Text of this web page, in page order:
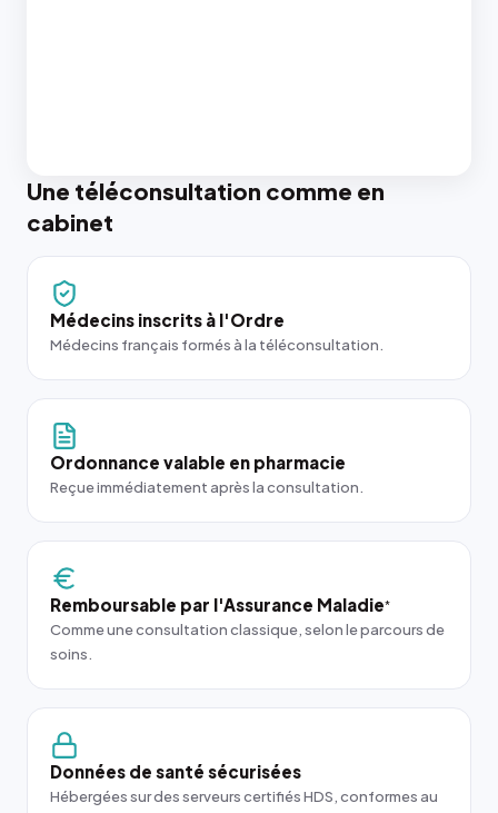
Une téléconsultation comme en
cabinet
Médecins inscrits à l'Ordre
Médecins français formés à la téléconsultation.
Ordonnance valable en pharmacie
Reçue immédiatement après la consultation.
Remboursable par l'Assurance Maladie*
Comme une consultation classique, selon le parcours de
soins.
Données de santé sécurisées
Hébergées sur des serveurs certifiés HDS, conformes au